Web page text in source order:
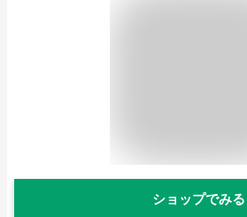
ショップでみる